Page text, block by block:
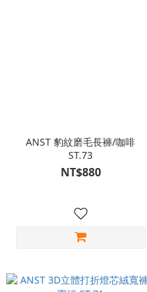
ANST 豹紋磨毛長褲/咖啡
ST.73
NT$880